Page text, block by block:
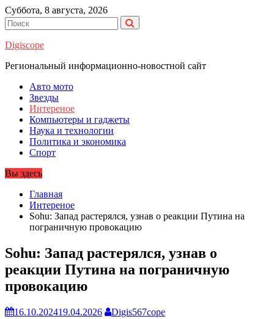
Перейти
к
содержимому
Суббота, 8 августа, 2026
Digiscope
Региональный информационно-новостной сайт
Авто мото
Звезды
Интереное
Компьютеры и гаджеты
Наука и технологии
Политика и экономика
Спорт
Вы здесь
Главная
Интереное
Sohu: Запад растерялся, узнав о реакции Путина на
пограничную провокацию
Sohu: Запад растерялся, узнав о
реакции Путина на пограничную
провокацию
16.10.202419.04.2026
Digis567cope